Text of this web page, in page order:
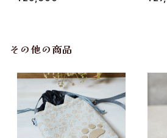
その他の商品